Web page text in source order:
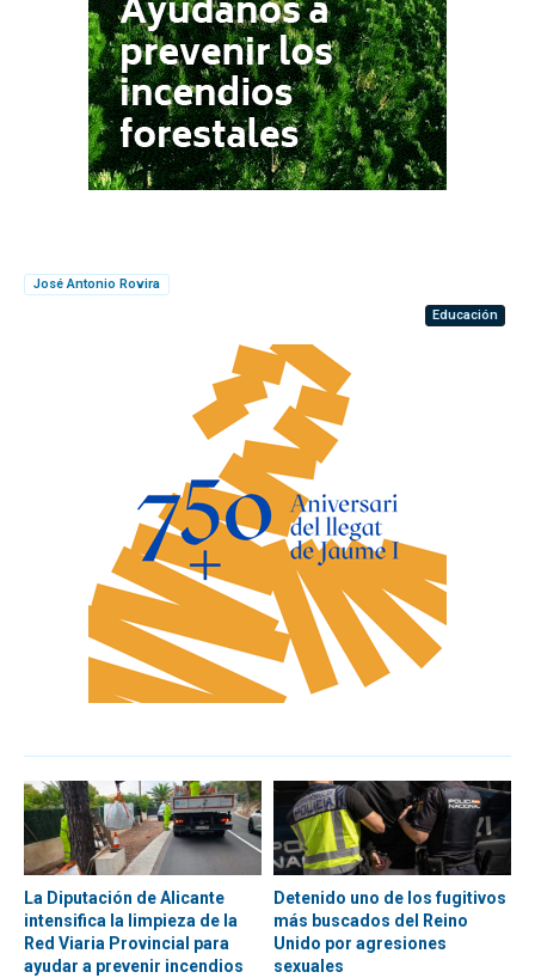
José Antonio Rovira
Educación
La Diputación de Alicante
intensifica la limpieza de la
Red Viaria Provincial para
ayudar a prevenir incendios
Detenido uno de los fugitivos
más buscados del Reino
Unido por agresiones
sexuales